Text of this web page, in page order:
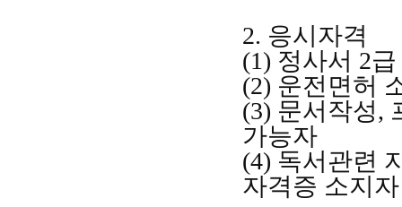
2. 응시자격
(1) 정사서 2
(2) 운전면허
(3) 문서작성,
가능자
(4) 독서관련
자격증 소지